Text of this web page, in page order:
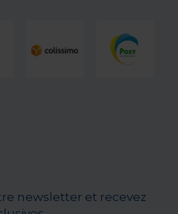
newsletter et recevez